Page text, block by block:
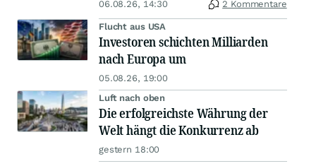
06.08.26, 14:30 2 Kommentare
Flucht aus USA
Investoren schichten Milliarden
nach Europa um
05.08.26, 19:00
Luft nach oben
Die erfolgreichste Währung der
Welt hängt die Konkurrenz ab
gestern 18:00